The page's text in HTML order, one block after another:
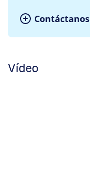
Contáctanos
Vídeo